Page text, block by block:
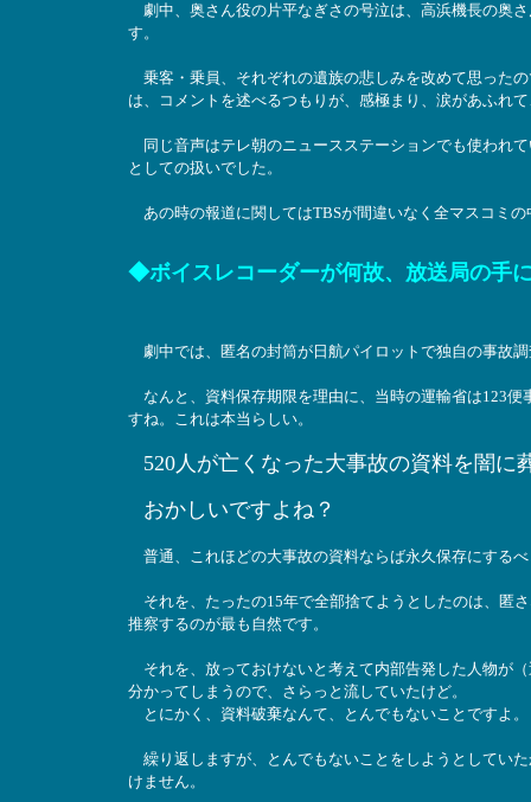
劇中、奥さん役の片平なぎさの号泣は、高浜機長の奥
す。
乗客・乗員、それぞれの遺族の悲しみを改めて思った
は、コメントを述べるつもりが、感極まり、涙があふれ
同じ音声はテレ朝のニュースステーションでも使われ
としての扱いでした。
あの時の報道に関してはTBSが間違いなく全マスコミ
◆ボイスレコーダーが何故、放送局の手
劇中では、匿名の封筒が日航パイロットで独自の事故
なんと、資料保存期限を理由に、当時の運輸省は123便
すね。これは本当らしい。
520人が亡くなった大事故の資料を闇
おかしいですよね？
普通、これほどの大事故の資料ならば永久保存にする
それを、たったの15年で全部捨てようとしたのは、匿
推察するのが最も自然です。
それを、放っておけないと考えて内部告発した人物が
分かってしまうので、さらっと流していたけど。
とにかく、資料破棄なんて、とんでもないことですよ。
繰り返しますが、とんでもないことをしようとしてい
けません。